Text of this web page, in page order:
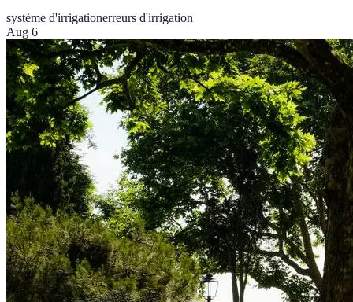
système d'irrigationerreurs d'irrigation
Aug 6